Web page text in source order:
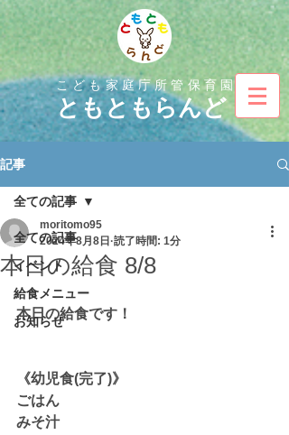
こども家庭庁所管保育園
ともともらんど
記事
全ての記事
イベント
給食メニュー
お知らせ
全ての記事
本日の給食 8/8
moritomo95
2024年8月8日 読了時間: 1分
本日の給食です！
《幼児食(完了)》
ごはん
みそ汁